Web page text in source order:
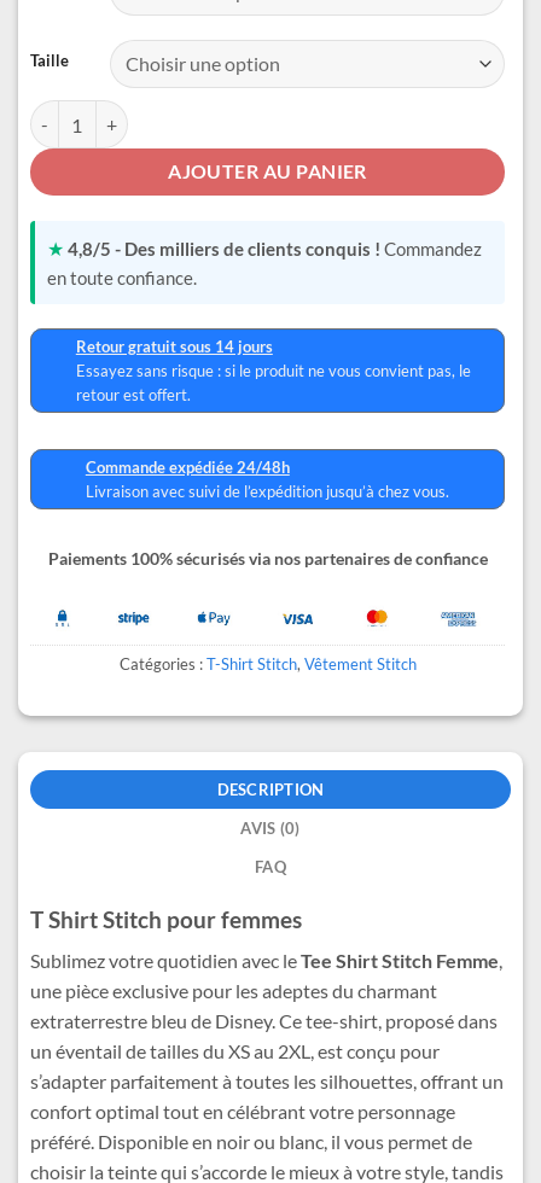
Taille
quantité de Tee Shirt Stitch Femme
AJOUTER AU PANIER
★ 4,8/5 - Des milliers de clients conquis ! Commandez
en toute confiance.
Retour gratuit sous 14 jours
Essayez sans risque : si le produit ne vous convient pas, le
retour est offert.
Commande expédiée 24/48h
Livraison avec suivi de l’expédition jusqu’à chez vous.
Paiements 100% sécurisés via nos partenaires de confiance
Catégories :T-Shirt Stitch, Vêtement Stitch
DESCRIPTION
AVIS (0)
FAQ
T Shirt Stitch pour femmes
Sublimez votre quotidien avec leTee Shirt Stitch Femme,
une pièce exclusive pour les adeptes du charmant
extraterrestre bleu de Disney. Ce tee-shirt, proposé dans
un éventail de tailles du XS au 2XL, est conçu pour
s’adapter parfaitement à toutes les silhouettes, offrant un
confort optimal tout en célébrant votre personnage
préféré. Disponible en noir ou blanc, il vous permet de
choisir la teinte qui s’accorde le mieux à votre style, tandis